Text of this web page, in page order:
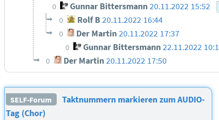
0 Gunnar Bittersmann20.11.2022 15:52
0 Rolf B20.11.2022 16:44
0 Der Martin20.11.2022 17:37
0 Gunnar Bittersmann 22.11.2022
0 Der Martin20.11.2022 17:50
SELF-Forum
Taktnummern markieren zum AUDIO-
Tag (Chor)